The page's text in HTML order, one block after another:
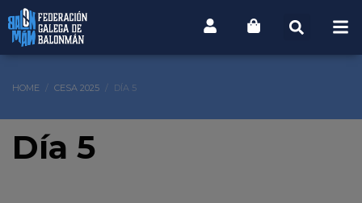
HOME CESA 2025 DÍA 5
Día 5